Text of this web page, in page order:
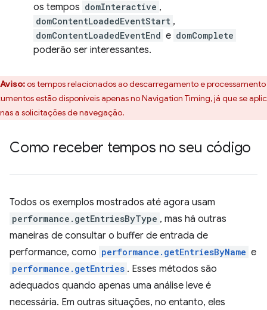
os tempos domInteractive ,
domContentLoadedEventStart ,
domContentLoadedEventEnd e domComplete
poderão ser interessantes.
Aviso:os tempos relacionados ao descarregamento e
estão disponíveis apenas no Navigation Timing, já que se
a solicitações de navegação.
Como receber tempos no seu código
Todos os exemplos mostrados até agora usam
performance.getEntriesByType , mas há outras
maneiras de consultar o buffer de entrada de
performance, como performance.getEntriesByName e
performance.getEntries . Esses métodos são
adequados quando apenas uma análise leve é
necessária. Em outras situações, no entanto, eles